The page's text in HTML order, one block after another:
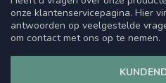
onze klantenservicepagina. Hier
antwoorden op veelgestelde
om contact met ons op te nemen.